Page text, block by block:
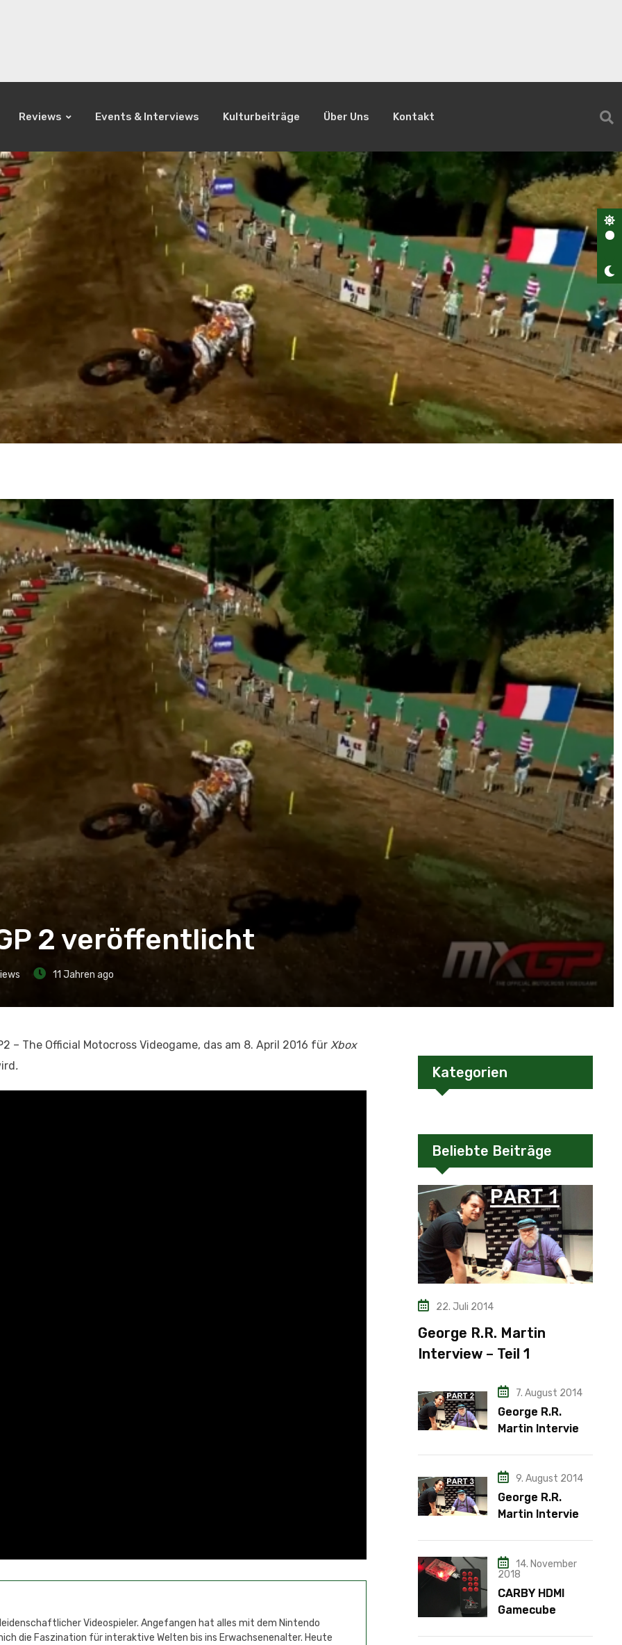
Reviews Events & Interviews Kulturbeiträge Über Uns Kontakt
2 veröffentlicht
11 Jahren ago
– The Official Motocross Videogame, das am 8. April 2016 für Xbox
.
Videospieler. Angefangen hat alles mit dem Nintendo
die Faszination für interaktive Welten bis ins Erwachsenenalter. Heute
Kategorien
Beliebte Beiträge
22. Juli 2014
George R.R. Martin
Interview – Teil 1
7. August 2014
George R.R.
Martin Interview
9. August 2014
George R.R.
Martin Interview
14. November
2018
CARBY HDMI
Gamecube